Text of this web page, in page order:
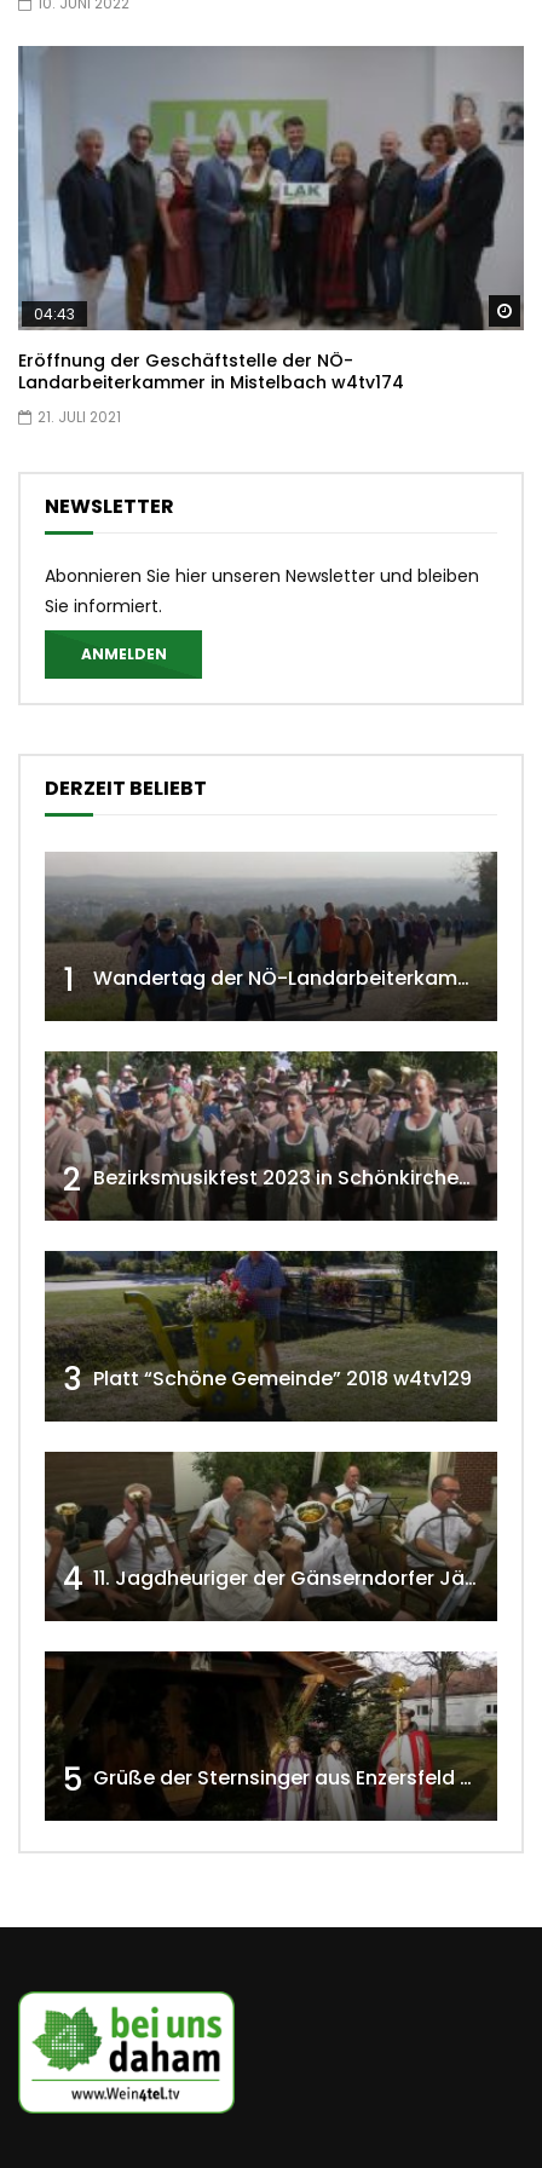
04:43
Eröffnung der Geschäftstelle der NÖ-
Landarbeiterkammer in Mistelbach w4tv174
21. JULI 2021
NEWSLETTER
Abonnieren Sie hier unseren Newsletter und bleiben
Sie informiert.
ANMELDEN
DERZEIT BELIEBT
1 Wandertag der NÖ-Landarbeiterkammer in Hollabrunn 2024
2 Bezirksmusikfest 2023 in Schönkirchen-Reyersdorf
3 Platt “Schöne Gemeinde” 2018 w4tv129
4 11. Jagdheuriger der Gänserndorfer Jäger 2020 w4tv166
5 Grüße der Sternsinger aus Enzersfeld – Klein-Engersdorf 2021 w4tv169